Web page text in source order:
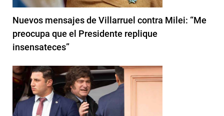
Nuevos mensajes de Villarruel contra Milei: “Me
preocupa que el Presidente replique
insensateces”